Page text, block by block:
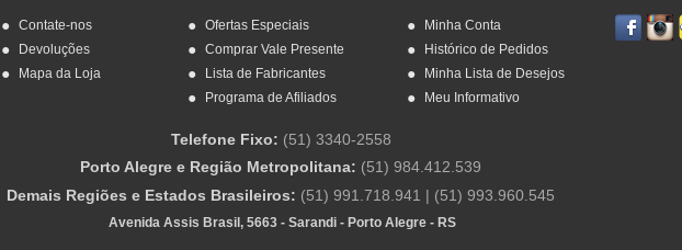
Contate-nos
Devoluções
Mapa da Loja
Ofertas Especiais
Comprar Vale Presente
Lista de Fabricantes
Programa de Afiliados
Minha Conta
Histórico de Pedidos
Minha Lista de Desejos
Meu Informativo
Telefone Fixo: (51) 3340-2558
Porto Alegre e Região Metropolitana: (51) 984.412.539
Demais Regiões e Estados Brasileiros: (51) 991.718.941 | (51) 993.960.545
Avenida Assis Brasil, 5663 - Sarandi - Porto Alegre - RS